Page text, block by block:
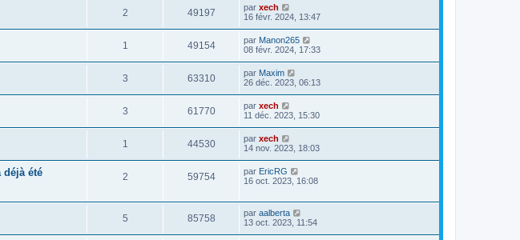
2 49197 par xech
16 févr. 2024, 13:47
1 49154 par Manon265
08 févr. 2024, 17:33
3 63310 par Maxim
26 déc. 2023, 06:13
3 61770 par xech
11 déc. 2023, 15:30
1 44530 par xech
14 nov. 2023, 18:03
été
2 59754 par EricRG
16 oct. 2023, 16:08
5 85758 par aalberta
13 oct. 2023, 11:54